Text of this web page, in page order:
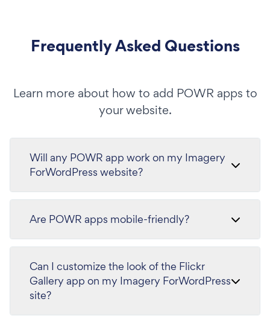
Frequently Asked Questions
Learn more about how to add POWR apps to
your website.
Will any POWR app work on my Imagery
ForWordPress website?
Are POWR apps mobile-friendly?
Can I customize the look of the Flickr
Gallery app on my Imagery ForWordPress
site?